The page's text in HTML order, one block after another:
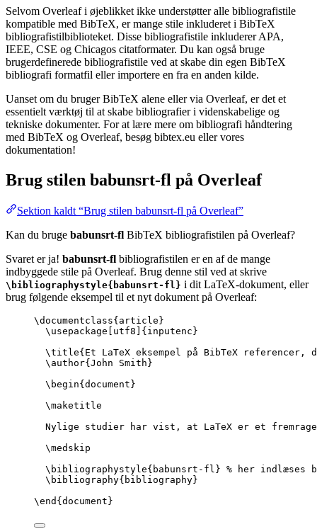
Selvom Overleaf i øjeblikket ikke understøtter alle bibliografistile
kompatible med BibTeX, er mange stile inkluderet i BibTeX
bibliografistilbiblioteket. Disse bibliografistile inkluderer APA,
IEEE, CSE og Chicagos citatformater. Du kan også bruge
brugerdefinerede bibliografistile ved at skabe din egen BibTeX
bibliografi formatfil eller importere en fra en anden kilde.
Uanset om du bruger BibTeX alene eller via Overleaf, er det et
essentielt værktøj til at skabe bibliografier i videnskabelige og
tekniske dokumenter. For at lære mere om bibliografi håndtering
med BibTeX og Overleaf, besøg bibtex.eu eller vores
dokumentation!
Brug stilen babunsrt-fl på Overleaf
Sektion kaldt “Brug stilen babunsrt-fl på Overleaf”
Kan du bruge babunsrt-fl BibTeX bibliografistilen på Overleaf?
Svaret er ja! babunsrt-fl bibliografistilen er en af de mange
indbyggede stile på Overleaf. Brug denne stil ved at skrive
\bibliographystyle{babunsrt-fl} i dit LaTeX-dokument, eller
brug følgende eksempel til et nyt dokument på Overleaf:
\documentclass{ article }
\usepackage
utf8 ]{ inputenc }
\title{Et LaTeX eksempel på BibTeX
\author{John Smith}
\begin{ document }
\maketitle
Nylige studier har vist, at LaTeX er et
\medskip
\bibliographystyle{babunsrt-fl} % her indlæses
\bibliography{bibliography}
\end { document }